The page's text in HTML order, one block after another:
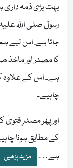
بہت بڑی ذمہ داری
رسول صلی اللہ
جاتا ہے. اس لیے
کا مصدر اور
ہے۔ اس کے علاوہ
چاہیے۔
اور پھر مصدرِ
کے مطابق ہونا
ہے… مزید پڑھیں